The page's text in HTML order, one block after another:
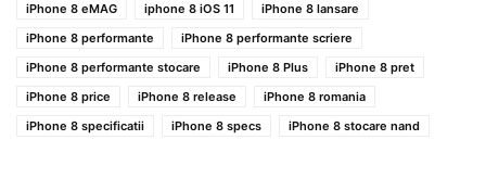
iPhone 8 eMAG
iphone 8 iOS 11
iPhone 8 lansare
iPhone 8 performante
iPhone 8 performante scriere
iPhone 8 performante stocare
iPhone 8 Plus
iPhone 8 pret
iPhone 8 price
iPhone 8 release
iPhone 8 romania
iPhone 8 specificatii
iPhone 8 specs iPhone 8 stocare nand